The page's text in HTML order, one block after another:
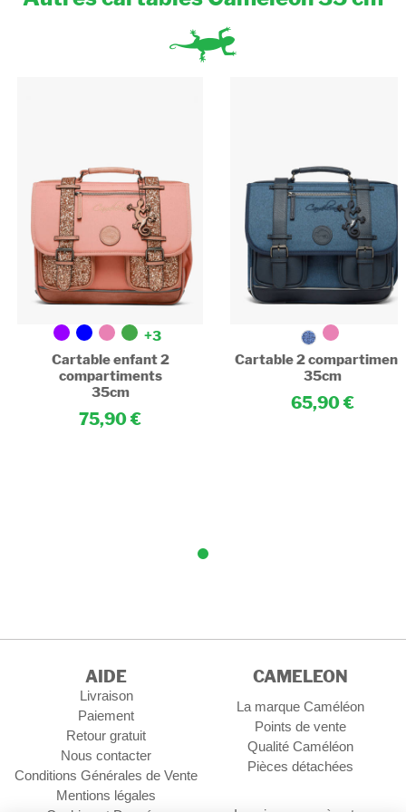
+3
Cartable enfant 2
compartiments
35cm
75,90
Cartable 2
35cm
65,90
AIDE
Livraison
Paiement
Retour gratuit
Nous contacter
Conditions Générales de Vente
Mentions légales
CAMELEON
La marque Caméléon
Points de vente
Qualité Caméléon
Pièces détachées